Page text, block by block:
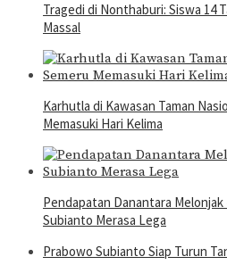
Tragedi di Nonthaburi: Siswa 14
Massal
Karhutla di Kawasan Taman
Memasuki Hari Kelima
Pendapatan Danantara
Subianto Merasa Lega
Prabowo Subianto Siap Turun